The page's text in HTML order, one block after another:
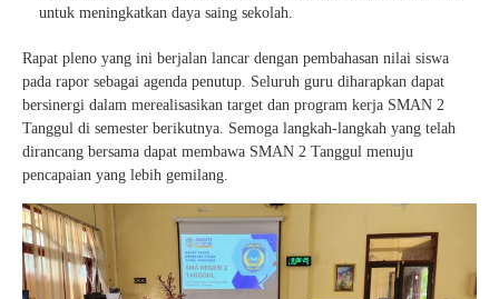
untuk meningkatkan daya saing sekolah.
Rapat pleno yang ini berjalan lancar dengan pembahasan nilai siswa
pada rapor sebagai agenda penutup. Seluruh guru diharapkan dapat
bersinergi dalam merealisasikan target dan program kerja SMAN 2
Tanggul di semester berikutnya. Semoga langkah-langkah yang telah
dirancang bersama dapat membawa SMAN 2 Tanggul menuju
pencapaian yang lebih gemilang.